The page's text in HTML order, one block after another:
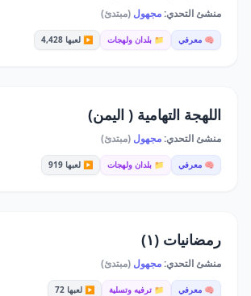
منشئ التحدي:مجهول (مبتدئ)
🧠 معرفي 📁 بلدان ولهجات ▶️ لعبها 4,428
اللهجة التهامية ( اليمن)
منشئ التحدي:مجهول (مبتدئ)
🧠 معرفي 📁 بلدان ولهجات ▶️ لعبها 919
رمضانيات (١)
منشئ التحدي:مجهول (مبتدئ)
🧠 معرفي 📁 ترفيه وتسلية ▶️ لعبها 72